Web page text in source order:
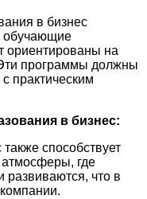
в бизнес
обучающие
ориентированы на
программы должны
практическим
в бизнес:
способствует
атмосферы, где
развиваются, что в